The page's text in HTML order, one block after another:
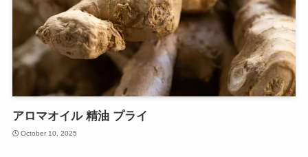
アロマオイル 精油 プライ
October 10, 2025